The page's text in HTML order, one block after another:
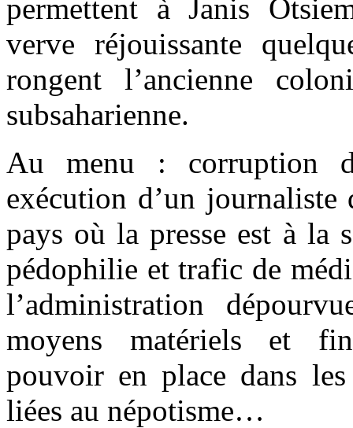
permettent à Janis
verve réjouissante
rongent l’ancienne
subsaharienne.
Au menu : corruption
exécution d’un journaliste
pays où la presse est à la
pédophilie et trafic de
l’administration
moyens matériels et
pouvoir en place dans
liées au népotisme…